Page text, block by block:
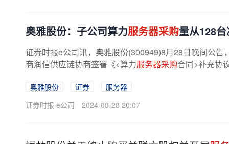
奥雅股份：子公司算力服务器采购量从128
证券时报e公司讯，奥雅股份(300949)8月28日晚间公
商润信供应链协商签署《<算力服务器采购合同>补充协
奥雅股份 证券
服务器
证券时报·e公司
2024-08-28 20:07